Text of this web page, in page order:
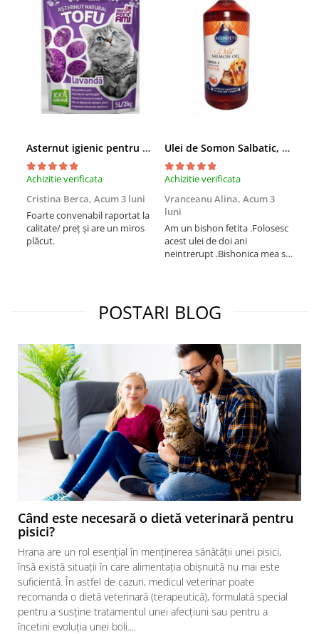
Asternut igienic pentru pisici Tofu Lavanda, Mon Petit 5 l
Achizitie verificata
Cristina Berca, Acum 3 luni
Foarte convenabil raportat la
calitate/ preț și are un miros
plăcut.
Ulei de Somon Salbatic, câini și pisici, piele si blană, BEST4PETS, 1l
Achizitie verificata
Vranceanu Alina, Acum 3
luni
Am un bishon fetita .Folosesc
acest ulei de doi ani
neintrerupt .Bishonica mea se
treia comanda recomand cu
mult drag !
POSTARI BLOG
Când este necesară o dietă veterinară pentru
pisici?
Hrana are un rol esențial în menținerea sănătății unei pisici,
însă există situații în care alimentația obișnuită nu mai este
suficientă. În astfel de cazuri, medicul veterinar poate
recomanda o dietă veterinară (terapeutică), formulată special
pentru a susține tratamentul unei afecțiuni sau pentru a
încetini evoluția unei boli....